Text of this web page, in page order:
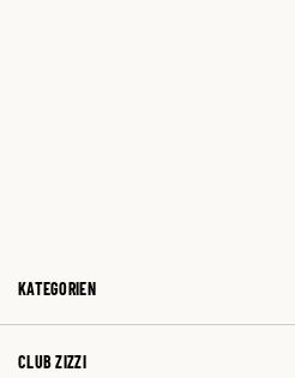
KATEGORIEN
CLUB ZIZZI